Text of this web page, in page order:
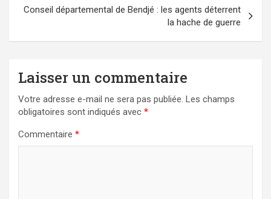
Conseil départemental de Bendjé : les agents déterrent
la hache de guerre
Laisser un commentaire
Votre adresse e-mail ne sera pas publiée. Les champs
obligatoires sont indiqués avec *
Commentaire *